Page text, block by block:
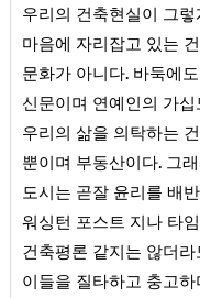
우리의 건축현실이 그
마음에 자리잡고 있는
문화가 아니다. 바둑에
신문이며 연예인의 가
우리의 삶을 의탁하는
뿐이며 부동산이다. 그
도시는 곧잘 윤리를 배
워싱턴 포스트 지나 타
건축평론 같지는 않더라
이들을 질타하고 충고